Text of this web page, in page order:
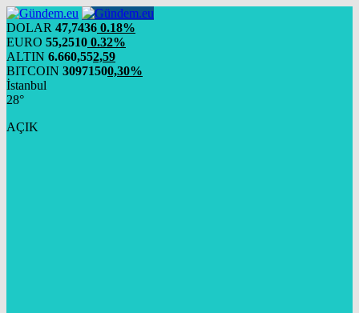
DOLAR 47,7436 0.18%
EURO 55,2510 0.32%
ALTIN 6.660,552,59
BITCOIN 30971500,30%
İstanbul
28°
AÇIK